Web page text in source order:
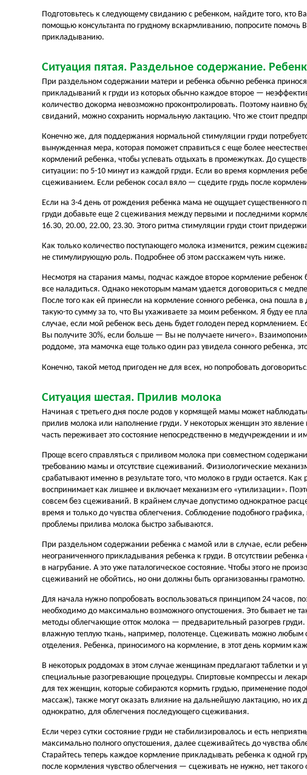
Подготовьтесь к следующему свиданию с ребенком, найдите того, кто
помощью консультанта по грудному вскармливанию, попросите помочь
прикладыванию.
Ситуация пятая. Раздельное содержание.
При раздельном содержании матери и ребенка обычно ребенка
прикладываний к груди из которых обычно каждое второе —
количество докорма невозможно проконтролировать. Поэтому наивно
свиданий, можно сохранить нормальную лактацию. Что же стоит
Конечно же, для поддержания нормальной стимуляции груди
вынужденная мера, которая поможет справиться с еще более
кормлений ребенка, чтобы успевать отдыхать в промежутках. До
ситуации: по 5-10 минут из каждой груди. Если во время кормления
сцеживанием. Если ребенок сосал вяло — сцедите грудь после
Если на 3-4 день от рождения ребенка мама не ощущает
груди добавьте еще 2 сцеживания между первыми и последними
16.30, 20.00, 22.00, 23.30. Этого ритма стимуляции груди стоит
Как только количество поступающего молока изменится, режим
не стимулирующую роль. Подробнее об этом расскажем чуть ниже.
Несмотря на старания мамы, подчас каждое второе кормление ребенок
все наладиться. Однако некоторым мамам удается договориться с
После того как ей принесли на кормление сонного ребенка, она пошла
такую-то сумму за то, что Вы ухаживаете за моим ребенком. Я буду ее
случае, если мой ребенок весь день будет голоден перед
Вы получите 30%, если больше — Вы не получаете ничего».
роддоме, эта мамочка еще только один раз увидела сонного ребенка,
Конечно, такой метод пригоден не для всех, но попробовать
Ситуация шестая. Прилив молока
Начиная с третьего дня после родов у кормящей мамы может
прилив молока или наполнение груди. У некоторых женщин это
часть переживает это состояние непосредственно в медучреждении
Проще всего справляться с приливом молока при совместном
требованию мамы и отсутствие сцеживаний. Физиологические
срабатывают именно в результате того, что молоко в груди остается.
воспринимает как лишнее и включает механизм его «утилизации».
совсем без сцеживаний. В крайнем случае допустимо однократное
время и только до чувства облегчения. Соблюдение подобного
проблемы прилива молока быстро забываются.
При раздельном содержании ребенка с мамой или в случае, если
неограниченного прикладывания ребенка к груди. В отсутствии
в нагрубание. А это уже паталогическое состояние. Чтобы этого не
сцеживаний не обойтись, но они должны быть организованны грамотно.
Для начала нужно попробовать воспользоваться принципом 24 часов,
необходимо до максимально возможного опустошения. Это бывает не
методы облегчающие отток молока — предварительный разогрев
влажную теплую ткань, например, полотенце. Сцеживать можно
отделения. Ребенка, приносимого на кормление, в этот день кормим
В некоторых роддомах в этом случае женщинам предлагают таблетки
специальные разогревающие процедуры. Спиртовые компрессы и
для тех женщин, которые собираются кормить грудью, применение
массаж), также могут оказать влияние на дальнейшую лактацию, но их
однократно, для облегчения последующего сцеживания.
Если через сутки состояние груди не стабилизировалось и есть
максимально полного опустошения, далее сцеживайтесь до чувства
Старайтесь теперь каждое кормление прикладывать ребенка к одной
после кормления чувство облегчения — сцеживать не нужно, нет